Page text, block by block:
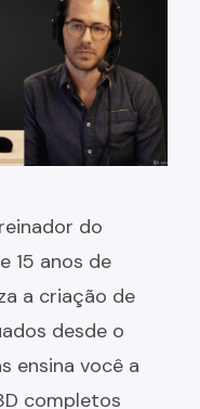
do
15 anos de
a criação de
desde o
ensina você a
completos